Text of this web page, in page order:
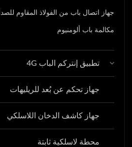
جهاز اتصال باب من الفولاذ المقاوم للصدأ
مكالمة باب ألومنيوم
تطبيق إنتركم الباب 4G
جهاز تحكم عن بُعد للريليهات
جهاز كاشف الدخان اللاسلكي
محطة لاسلكية ثابتة